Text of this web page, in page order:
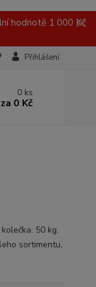
hodnotě 1 000 Kč
Přihlášení
0 ks
za 0 Kč
50 kg.
sortimentu,